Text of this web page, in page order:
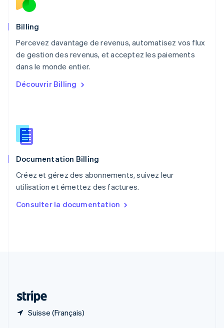
Billing
Percevez davantage de revenus, automatisez vos flux
de gestion des revenus, et acceptez les paiements
dans le monde entier.
Découvrir Billing
Documentation Billing
Créez et gérez des abonnements, suivez leur
utilisation et émettez des factures.
Consulter la documentation
Suisse (Français)
English
Nouvelle-Zélande
English
NederlandsEnglish
Pologne
English
Português English
English
Roumanie
Royaume-Uni
Singapour
English 简体中文
English